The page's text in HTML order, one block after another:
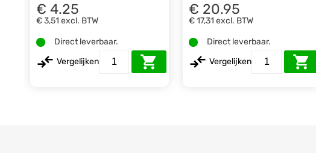
€ 4.25
€ 3,51 excl. BTW
Direct leverbaar.
Vergelijken
€ 20.95
€ 17,31 excl. BTW
Direct leverbaar.
Vergelijken